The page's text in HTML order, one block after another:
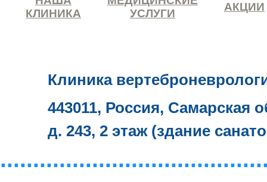
КЛИНИКА
УСЛУГИ
АКЦИИ
Клиника
443011, Россия, Самарская
д. 243, 2 этаж (здание